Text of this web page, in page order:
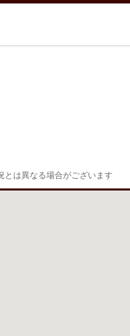
とは異なる場合がございます